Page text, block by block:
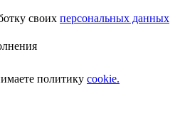
своих персональных данных
политику cookie.